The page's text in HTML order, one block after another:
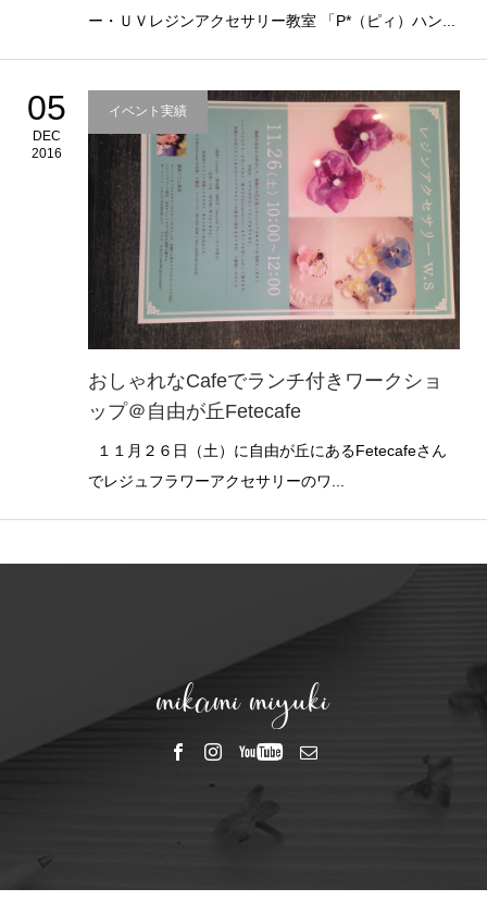
ー・ＵＶレジンアクセサリー教室 「P*（ピィ）ハン...
05
DEC
2016
イベント実績
おしゃれなCafeでランチ付きワークショ
ップ＠自由が丘Fetecafe
１１月２６日（土）に自由が丘にあるFetecafeさん
でレジュフラワーアクセサリーのワ...